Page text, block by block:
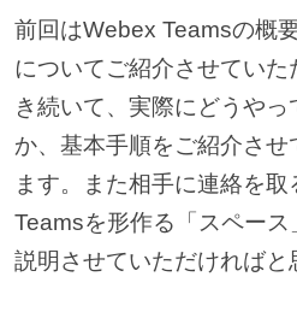
前回はWebex Teamsの概
についてご紹介させていた
き続いて、実際にどうや
か、基本手順をご紹介さ
ます。また相手に連絡を
Teamsを形作る「スペー
説明させていただければと